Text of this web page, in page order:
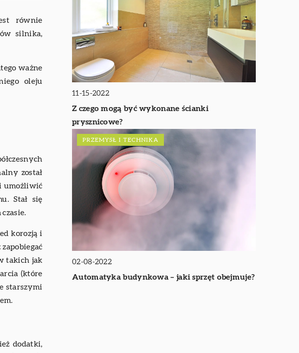
równie
silnika,
ważne
oleju
został
umożliwić
Stał się
korozją i
takich jak
(które
starszymi
dodatki,
11-15-2022
Z czego mogą być wykonane ścianki
prysznicowe?
PRZEMYSŁ I TECHNIKA
02-08-2022
Automatyka budynkowa – jaki sprzęt obejmuje?